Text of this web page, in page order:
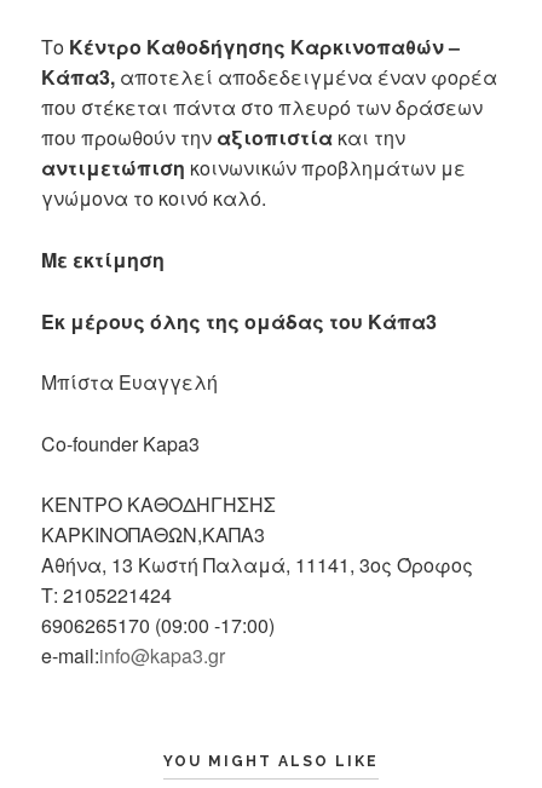
Το Κέντρο Καθοδήγησης Καρκινοπαθών –
Κάπα3, αποτελεί αποδεδειγμένα έναν φορέα
που στέκεται πάντα στο πλευρό των δράσεων
που προωθούν την αξιοπιστία και την
αντιμετώπιση κοινωνικών προβλημάτων με
γνώμονα το κοινό καλό.
Με εκτίμηση
Εκ μέρους όλης της ομάδας του Κάπα3
Μπίστα Ευαγγελή
Co-founder Kapa3
ΚΕΝΤΡΟ ΚΑΘΟΔΗΓΗΣΗΣ
ΚΑΡΚΙΝΟΠΑΘΩΝ,ΚΑΠΑ3
Αθήνα, 13 Κωστή Παλαμά, 11141, 3ος Όροφος
Τ: 2105221424
6906265170 (09:00 -17:00)
e-mail:info@kapa3.gr
YOU MIGHT ALSO LIKE